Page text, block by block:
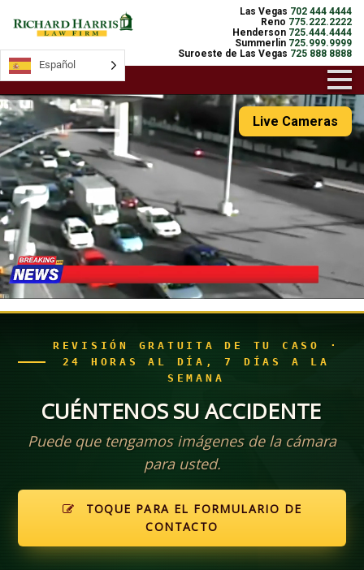
Las Vegas 702 444 4444
Reno 775.222.2222
Henderson 725.444.4444
Summerlin 725.999.9999
Suroeste de Las Vegas 725 888 8888
Live Cameras
REVISIÓN GRATUITA DE TU CASO ·
24 HORAS AL DÍA, 7 DÍAS A LA
SEMANA
CUÉNTENOS SU ACCIDENTE
Puede que tengamos imágenes de la cámara
para usted.
TOQUE PARA EL FORMULARIO DE
CONTACTO
Español
Español